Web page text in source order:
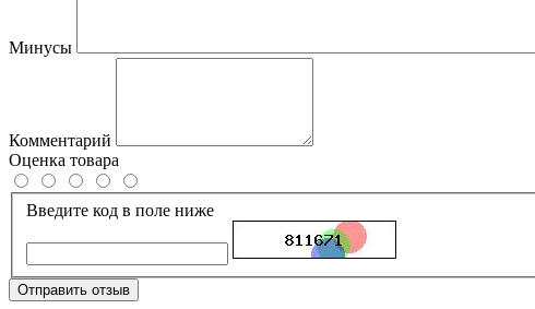
Минусы
Комментарий
Оценка товара
Введите код в поле ниже
Отправить отзыв